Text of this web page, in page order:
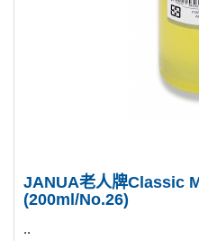
JANUA老人牌Classic
(200ml/No.26)
..